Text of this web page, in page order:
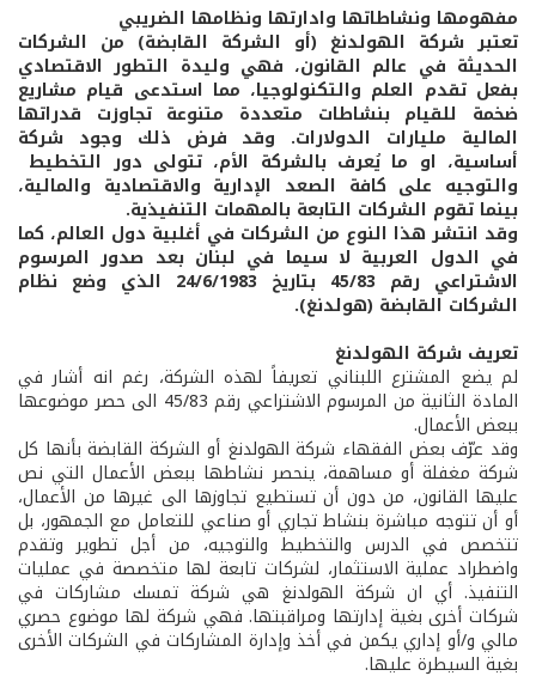
مفهومها ونشاطاتها وادارتها ونظامها الضريبي
تعتبر شركة الهولدنغ (أو الشركة القابضة) من الشركات
الحديثة في عالم القانون، فهي وليدة التطور الاقتصادي
بفعل تقدم العلم والتكنولوجيا، مما استدعى قيام مشاريع
ضخمة للقيام بنشاطات متعددة متنوعة تجاوزت قدراتها
المالية مليارات الدولارات. وقد فرض ذلك وجود شركة
أساسية، او ما يُعرف بالشركة الأم، تتولى دور التخطيط
والتوجيه على كافة الصعد الإدارية والاقتصادية والمالية،
بينما تقوم الشركات التابعة بالمهمات التنفيذية.
وقد انتشر هذا النوع من الشركات في أغلبية دول العالم، كما
في الدول العربية لا سيما في لبنان بعد صدور المرسوم
الاشتراعي رقم 45/83 بتاريخ 24/6/1983 الذي وضع نظام
الشركات القابضة (هولدنغ).
تعريف شركة الهولدنغ
لم يضع المشترع اللبناني تعريفاً لهذه الشركة، رغم انه أشار في
المادة الثانية من المرسوم الاشتراعي رقم 45/83 الى حصر موضوعها
ببعض الأعمال.
وقد عرّف بعض الفقهاء شركة الهولدنغ أو الشركة القابضة بأنها كل
شركة مغفلة أو مساهمة، ينحصر نشاطها ببعض الأعمال التي نص
عليها القانون، من دون أن تستطيع تجاوزها الى غيرها من الأعمال،
أو أن تتوجه مباشرة بنشاط تجاري أو صناعي للتعامل مع الجمهور، بل
تتخصص في الدرس والتخطيط والتوجيه، من أجل تطوير وتقدم
واضطراد عملية الاستثمار، لشركات تابعة لها متخصصة في عمليات
التنفيذ. أي ان شركة الهولدنغ هي شركة تمسك مشاركات في
شركات أخرى بغية إدارتها ومراقبتها. فهي شركة لها موضوع حصري
مالي و/أو إداري يكمن في أخذ وإدارة المشاركات في الشركات الأخرى
بغية السيطرة عليها.